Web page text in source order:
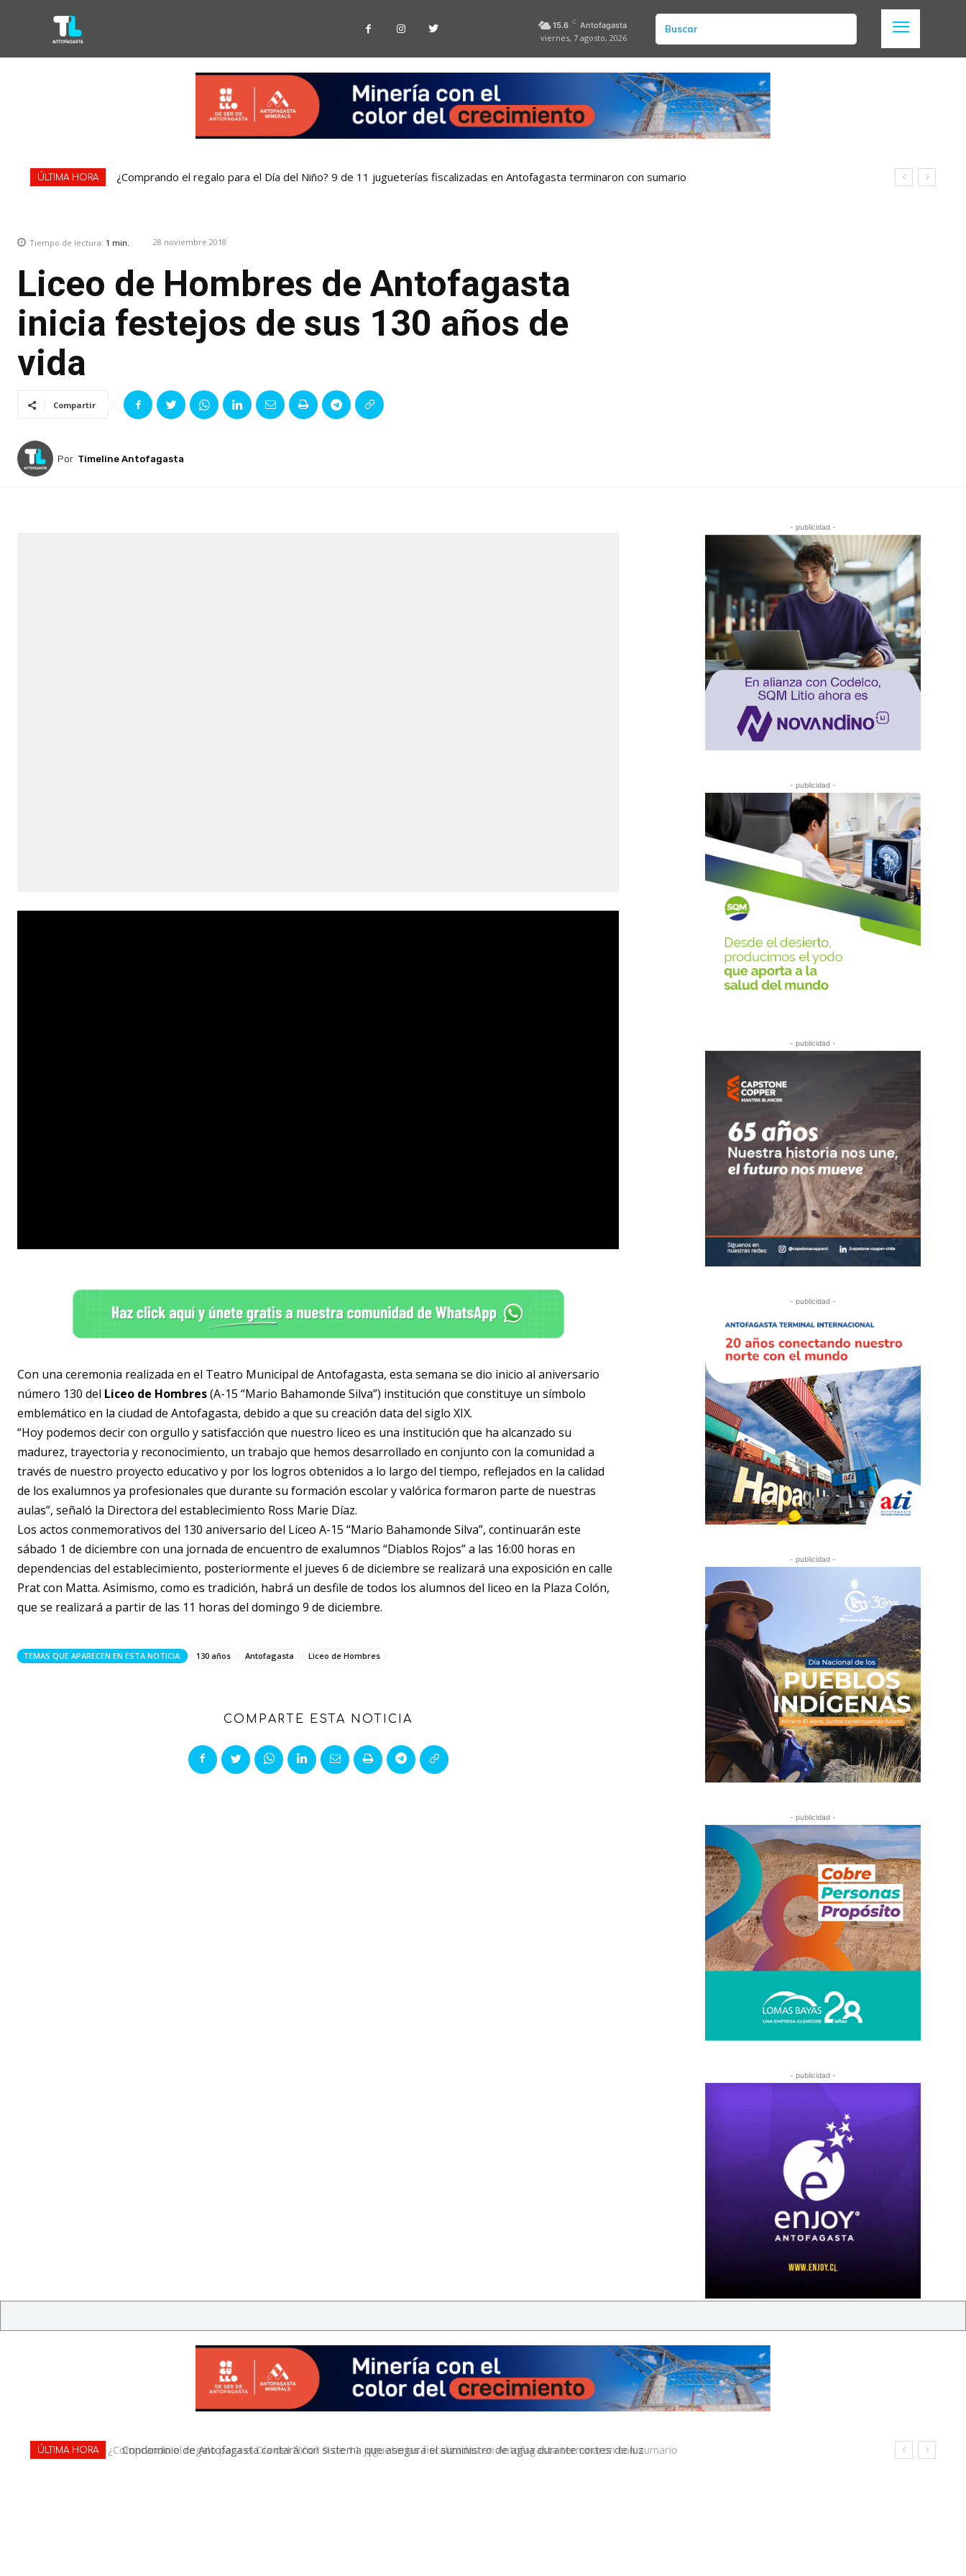
15.6 C Antofagasta
viernes, 7 agosto, 2026
Buscar
ÚLTIMA HORA ¿Comprando el regalo para el Día del Niño? 9 de 11 jugueterías fiscalizadas en Antofagasta terminaron con sumario
Tiempo de lectura: 1 min. 28 noviembre 2018
Liceo de Hombres de Antofagasta
inicia festejos de sus 130 años de
vida
Compartir
Por Timeline Antofagasta
Con una ceremonia realizada en el Teatro Municipal de Antofagasta, esta semana se dio inicio al aniversario
número 130 del Liceo de Hombres(A-15 “Mario Bahamonde Silva”) institución que constituye un símbolo
emblemático en la ciudad de Antofagasta, debido a que su creación data del siglo XIX.
“Hoy podemos decir con orgullo y satisfacción que nuestro liceo es una institución que ha alcanzado su
madurez, trayectoria y reconocimiento, un trabajo que hemos desarrollado en conjunto con la comunidad a
través de nuestro proyecto educativo y por los logros obtenidos a lo largo del tiempo, reflejados en la calidad
de los exalumnos ya profesionales que durante su formación escolar y valórica formaron parte de nuestras
aulas”, señaló la Directora del establecimiento Ross Marie Díaz.
Los actos conmemorativos del 130 aniversario del Liceo A-15 “Mario Bahamonde Silva”, continuarán este
sábado 1 de diciembre con una jornada de encuentro de exalumnos “Diablos Rojos” a las 16:00 horas en
dependencias del establecimiento, posteriormente el jueves 6 de diciembre se realizará una exposición en calle
Prat con Matta. Asimismo, como es tradición, habrá un desfile de todos los alumnos del liceo en la Plaza Colón,
que se realizará a partir de las 11 horas del domingo 9 de diciembre.
TEMAS QUE APARECEN EN ESTA NOTICIA: 130 años Antofagasta Liceo de Hombres
COMPARTE ESTA NOTICIA
- publicidad -
- publicidad -
- publicidad -
- publicidad -
- publicidad -
- publicidad -
- publicidad -